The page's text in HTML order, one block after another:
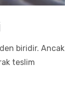
biridir. Ancak
teslim